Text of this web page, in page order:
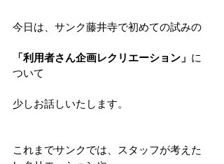
今日は、サンク藤井寺で初めての試みの
「利用者さん企画レクリエーション」 に
ついて
少しお話しいたします。
これまでサンクでは、スタッフが考えた